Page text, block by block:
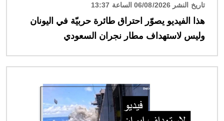
تاريخ النشر 06/08/2026 الساعة 13:37
هذا الفيديو يصوّر احتراق طائرة حربيّة في اليونان
وليس لاستهداف مطار نجران السعودي